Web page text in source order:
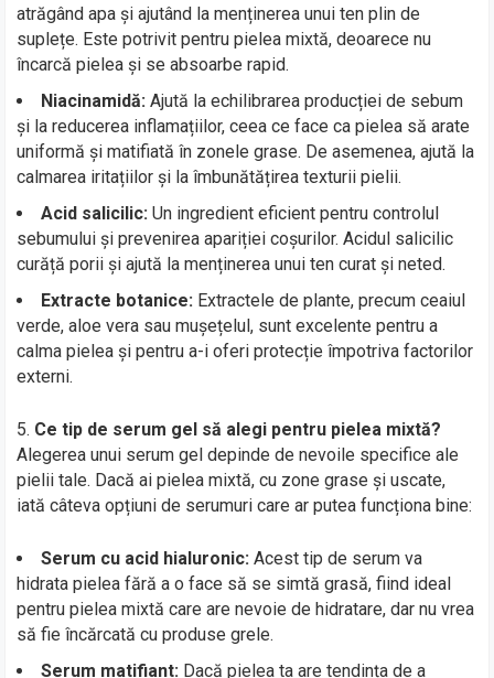
atrăgând apa și ajutând la menținerea unui ten plin de
suplețe. Este potrivit pentru pielea mixtă, deoarece nu
încarcă pielea și se absoarbe rapid.
Niacinamidă: Ajută la echilibrarea producției de sebum
și la reducerea inflamațiilor, ceea ce face ca pielea să arate
uniformă și matifiată în zonele grase. De asemenea, ajută la
calmarea iritațiilor și la îmbunătățirea texturii pielii.
Acid salicilic: Un ingredient eficient pentru controlul
sebumului și prevenirea apariției coșurilor. Acidul salicilic
curăță porii și ajută la menținerea unui ten curat și neted.
Extracte botanice: Extractele de plante, precum ceaiul
verde, aloe vera sau mușețelul, sunt excelente pentru a
calma pielea și pentru a-i oferi protecție împotriva factorilor
externi.
Ce tip de serum gel să alegi pentru pielea mixtă?
Alegerea unui serum gel depinde de nevoile specifice ale
pielii tale. Dacă ai pielea mixtă, cu zone grase și uscate,
iată câteva opțiuni de serumuri care ar putea funcționa bine:
Serum cu acid hialuronic: Acest tip de serum va
hidrata pielea fără a o face să se simtă grasă, fiind ideal
pentru pielea mixtă care are nevoie de hidratare, dar nu vrea
să fie încărcată cu produse grele.
Serum matifiant: Dacă pielea ta are tendința de a